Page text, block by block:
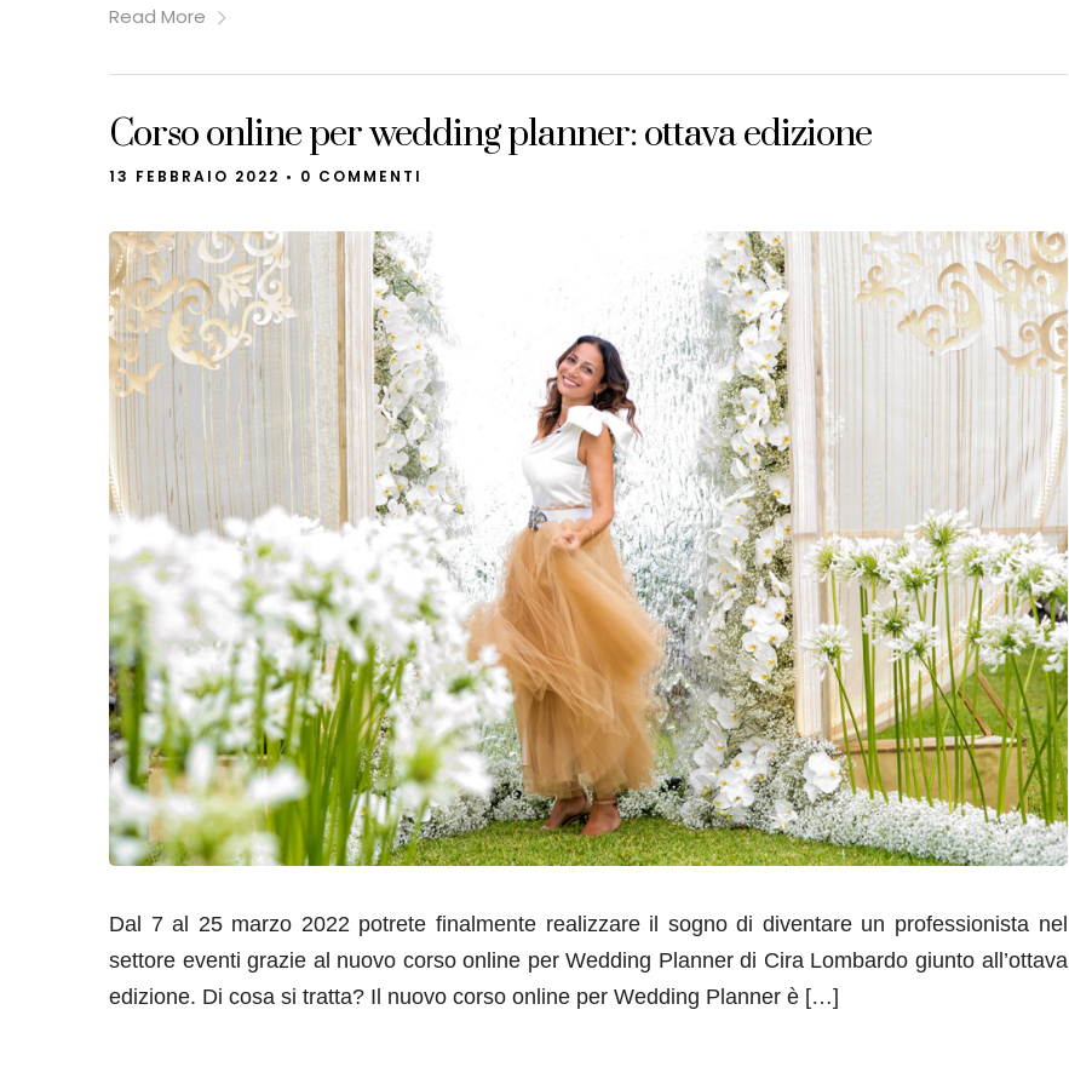
Read More
Corso online per wedding planner: ottava edizione
13 FEBBRAIO 2022 • 0 COMMENTI
Dal 7 al 25 marzo 2022 potrete finalmente realizzare il sogno di diventare un professionista nel
settore eventi grazie al nuovo corso online per Wedding Planner di Cira Lombardo giunto all’ottava
edizione. Di cosa si tratta? Il nuovo corso online per Wedding Planner è […]